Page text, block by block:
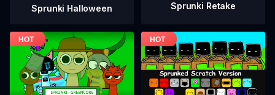
Sprunki Halloween Sprunki Retake